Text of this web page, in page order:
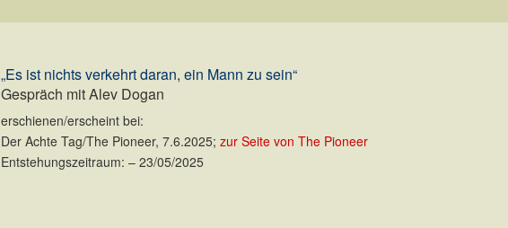
„Es ist nichts verkehrt daran, ein Mann zu sein“
Gespräch mit Alev Dogan
erschienen/erscheint bei:
Der Achte Tag/The Pioneer, 7.6.2025; zur Seite von The Pioneer
Entstehungszeitraum: – 23/05/2025